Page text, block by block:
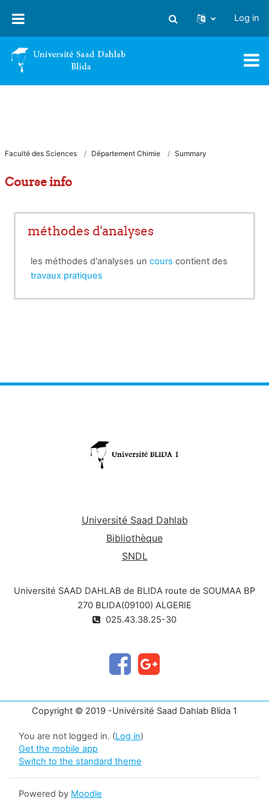
Toggle search input
Log in
Faculté des Sciences Département Chimie Summary
Course info
méthodes d'analyses
les méthodes d'analyses un cours contient des
travaux pratiques
Université Saad Dahlab
Bibliothèque
SNDL
Université SAAD DAHLAB de BLIDA route de SOUMAA BP
270 BLIDA(09100) ALGERIE
025.43.38.25-30
Copyright © 2019 -Univérsité Saad Dahlab Blida 1
You are not logged in. (Log in)
Get the mobile app
Switch to the standard theme
Powered by Moodle